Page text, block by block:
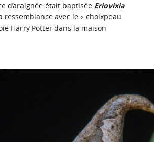
d’araignée était baptisée Eriovixia
ressemblance avec le « choixpeau
Harry Potter dans la maison